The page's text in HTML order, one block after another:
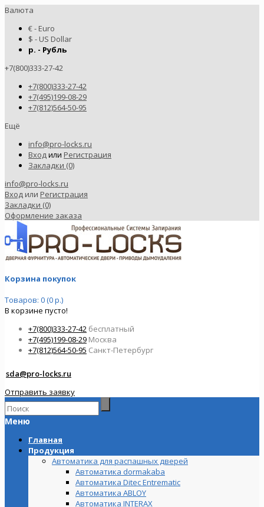
Валюта
€ - Euro
$ - US Dollar
р. - Рубль
+7(800)333-27-42
+7(800)333-27-42
+7(495)199-08-29
+7(812)564-50-95
Ещё
info@pro-locks.ru
Входили Регистрация
Закладки (0)
info@pro-locks.ru
Вход или Регистрация
Закладки (0)
Оформление заказа
Корзина покупок
Товаров: 0 (0 р.)
В корзине пусто!
+7(800)333-27-42 бесплатный
+7(495)199-08-29 Москва
+7(812)564-50-95 Санкт-Петербург
sda@pro-locks.ru
Отправить заявку
Меню
Главная
Продукция
Автоматика для распашных дверей
Автоматика dormakaba
Автоматика Ditec Entrematic
Автоматика ABLOY
Автоматика INTERAX